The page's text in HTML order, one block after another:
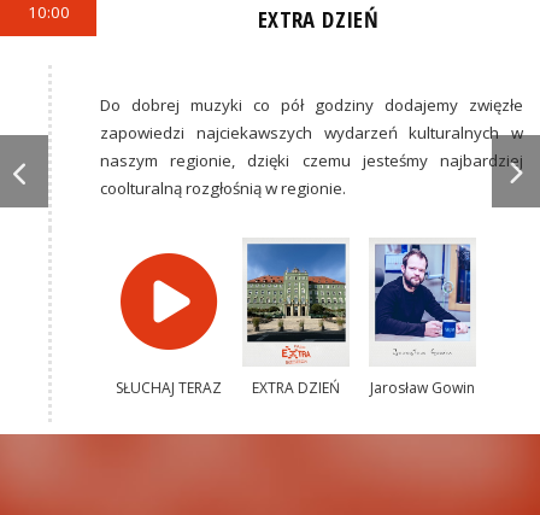
10:00 EXTRA DZIEŃ
Do dobrej muzyki co pół godziny dodajemy zwięzłe
zapowiedzi najciekawszych wydarzeń kulturalnych w
naszym regionie, dzięki czemu jesteśmy najbardziej
coolturalną rozgłośnią w regionie.
SŁUCHAJ TERAZ EXTRA DZIEŃ Jarosław Gowin